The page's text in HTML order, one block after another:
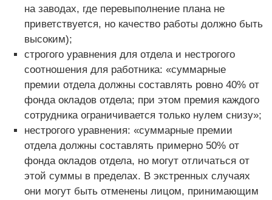
на заводах, где перевыполнение плана не
приветствуется, но качество работы должно быть
высоким);
строгого уравнения для отдела и нестрогого
соотношения для работника: «суммарные
премии отдела должны составлять ровно 40% от
фонда окладов отдела; при этом премия каждого
сотрудника ограничивается только нулем снизу»;
нестрогого уравнения: «суммарные премии
отдела должны составлять примерно 50% от
фонда окладов отдела, но могут отличаться от
этой суммы в пределах. В экстренных случаях
они могут быть отменены лицом, принимающим